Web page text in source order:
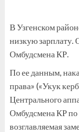
В Узгенском
низкую зарплату.
Омбудсмена КР.
По ее данным,
права» («Укук
Центрального
Омбудсмена КР
возглавляемая